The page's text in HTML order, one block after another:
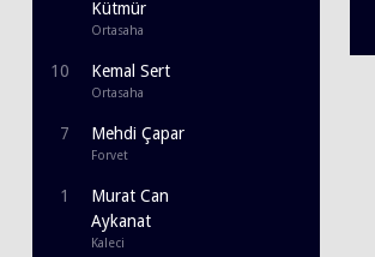
Kütmür
Ortasaha
10 Kemal Sert
Ortasaha
7 Mehdi Çapar
Forvet
1
Murat Can
Aykanat
Kaleci